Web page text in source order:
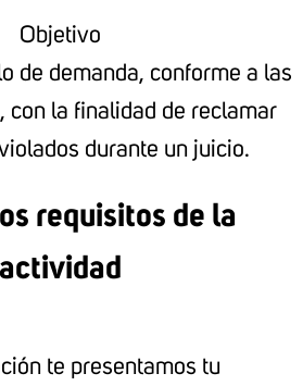
Objetivo
de demanda, conforme a las
con la finalidad de reclamar
durante un juicio.
requisitos de la
actividad
te presentamos tu